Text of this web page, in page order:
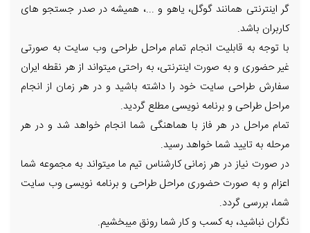
گر اینترنتی همانند گوگل، یاهو و ...، همیشه در صدر جستجو های
کاربران باشد.
با توجه به قابلیت انجام تمام مراحل طراحی وب سایت به صورتی
غیر حضوری و به صورت اینترنتی، به راحتی میتواند از هر نقطه ایران
سفارش طراحی سایت خود را داشته باشید و در هر زمان از انجام
مراحل طراحی و برنامه نویسی مطلع گردید.
تمام مراحل در هر فاز با هماهنگی شما انجام خواهد شد و در هر
مرحله به تایید شما خواهد رسید.
در صورت نیاز در هر زمانی کارشناس تیم ما میتواند به مجموعه شما
اعزام و به صورت حضوری مراحل طراحی و برنامه نویسی وب سایت
شما، بررسی گردد.
نگران نباشید، به کسب و کار شما رونق میبخشیم.